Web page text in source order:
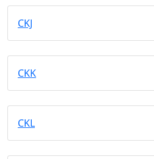
CKJ
CKK
CKL